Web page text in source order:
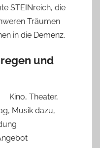
STEINreich, die
Träumen
in die Demenz.
und
Kino, Theater,
Musik dazu,